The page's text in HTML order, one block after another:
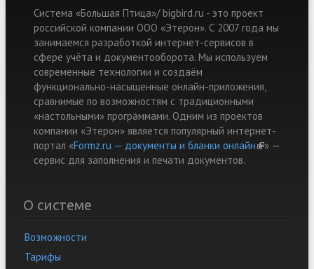
Система «Большая Птица»/ bigbird.ru - это проект
российской компании ООО «Этерон». С 2007 года мы
занимаемся разработкой интернет-сервисов в
сфере учёта и документооборота. Мы используем
современные технологии и создаём
функционально-насыщенные онлайн-приложения,
сравнимые по возможностям с традиционными
«настольными» программами. Одним из проектов
компании «Этерон» является популярный интернет-
портал «Formz.ru — документы и бланки онлайн(link is
» —
cервис для заполнения и печати документов.
О системе
Возможности
Тарифы